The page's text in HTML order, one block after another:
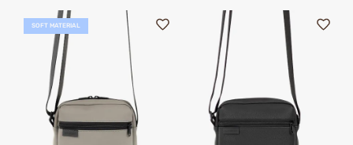
SOFT MATERIAL